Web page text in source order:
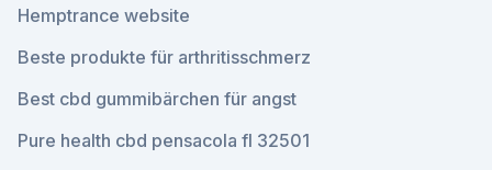
Hemptrance website
Beste produkte für arthritisschmerz
Best cbd gummibärchen für angst
Pure health cbd pensacola fl 32501